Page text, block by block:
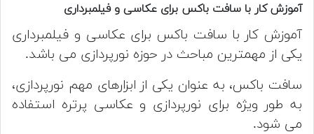
آموزش کار با سافت باکس برای عکاسی و فیلمبرداری
آموزش کار با سافت باکس برای عکاسی و فیلمبرداری
یکی از مهمترین مباحث در حوزه نورپردازی می باشد.
سافت باکس، به عنوان یکی از ابزارهای مهم نورپردازی،
به طور ویژه برای نورپردازی و عکاسی پرتره استفاده
می شود.